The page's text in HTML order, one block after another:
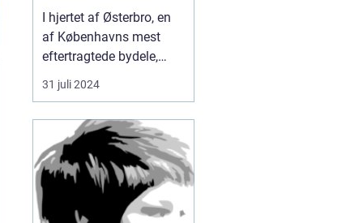
Destination for
Æstetiske
Behandlinger
I hjertet af Østerbro, en
af Københavns mest
eftertragtede bydele,
blomstrer et evigt
førsteklasses tilbud
og æstetiske
behandlinger. Med fuldt
fristed for
skønhedssøgende og
dem...
31 juli 2024